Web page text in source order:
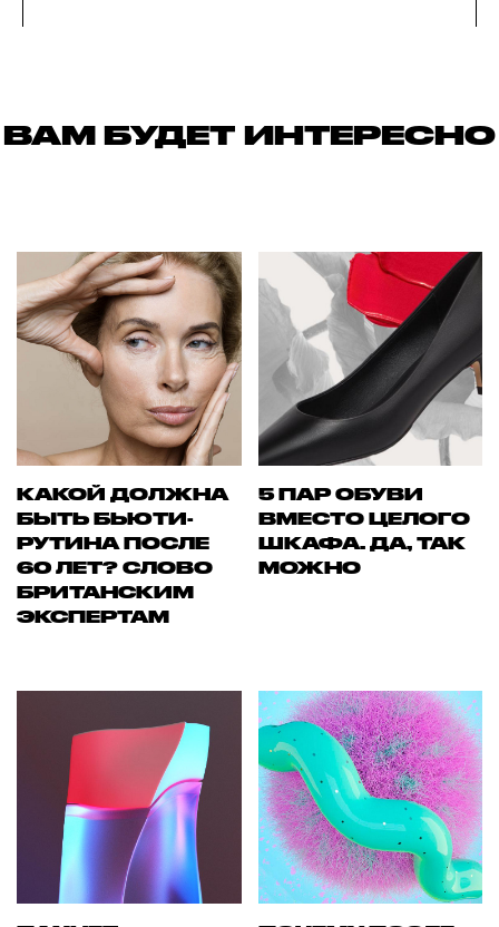
ВАМ БУДЕТ ИНТЕРЕСНО
КАКОЙ ДОЛЖНА
БЫТЬ БЬЮТИ-
РУТИНА ПОСЛЕ
60 ЛЕТ? СЛОВО
БРИТАНСКИМ
ЭКСПЕРТАМ
5 ПАР ОБУВИ
ВМЕСТО ЦЕЛОГО
ШКАФА. ДА, ТАК
МОЖНО